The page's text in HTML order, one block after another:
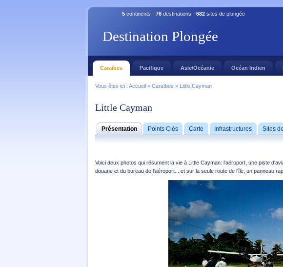
Destination Plongée
5 continents - 76 destinations - 682 sites de plongée
Caraïbes Pacifique Asie/Océanie Océan Indien
Vous êtes ici : Accueil » Caraïbes » Little Cayman
Little Cayman
Présentation Points Clés Carte Infrastructures Sites
Voici deux photos qui résument la vie à Little Cayman: l'aéroport, une piste
douane et du bureau de l'aéroport... et sur la seule route de l'île, un panneau